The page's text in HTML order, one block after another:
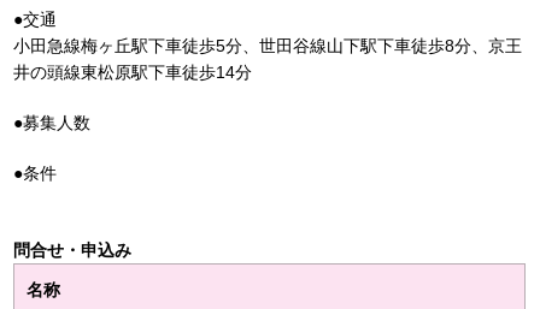
●交通
小田急線梅ヶ丘駅下車徒歩5分、世田谷線山下駅下車徒歩8分、京王
井の頭線東松原駅下車徒歩14分
●募集人数
●条件
問合せ・申込み
名称